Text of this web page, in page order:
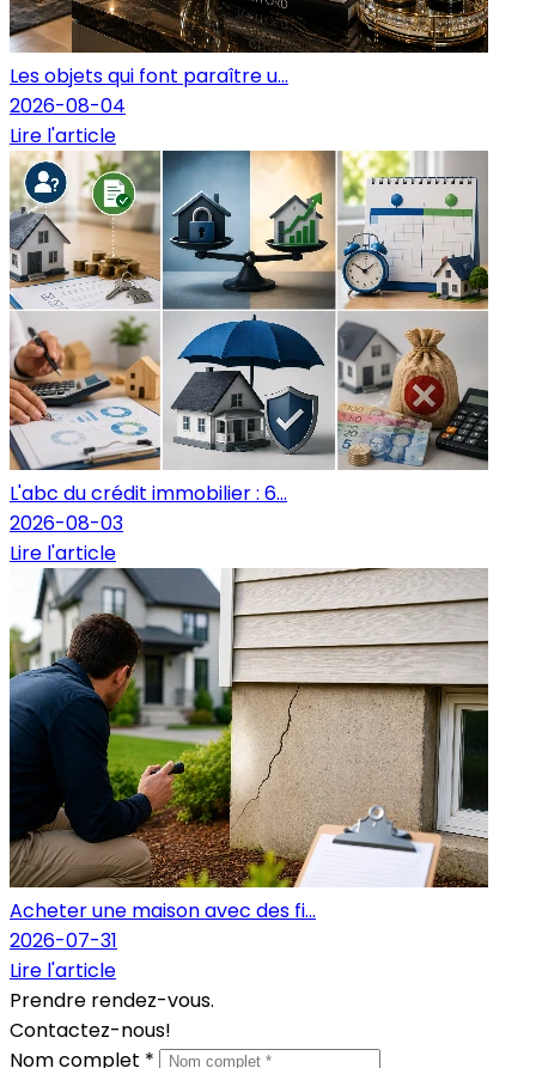
Les objets qui font paraître u...
2026-08-04
Lire l'article
L'abc du crédit immobilier : 6...
2026-08-03
Lire l'article
Acheter une maison avec des fi...
2026-07-31
Lire l'article
Prendre rendez-vous.
Contactez-nous!
Nom complet *